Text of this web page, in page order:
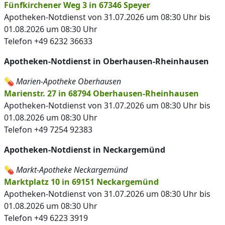
Fünfkirchener Weg 3 in 67346 Speyer
Apotheken-Notdienst von 31.07.2026 um 08:30 Uhr bis
01.08.2026 um 08:30 Uhr
Telefon +49 6232 36633
Apotheken-Notdienst in Oberhausen-Rheinhausen
💊 Marien-Apotheke Oberhausen
Marienstr. 27 in 68794 Oberhausen-Rheinhausen
Apotheken-Notdienst von 31.07.2026 um 08:30 Uhr bis
01.08.2026 um 08:30 Uhr
Telefon +49 7254 92383
Apotheken-Notdienst in Neckargemünd
💊 Markt-Apotheke Neckargemünd
Marktplatz 10 in 69151 Neckargemünd
Apotheken-Notdienst von 31.07.2026 um 08:30 Uhr bis
01.08.2026 um 08:30 Uhr
Telefon +49 6223 3919